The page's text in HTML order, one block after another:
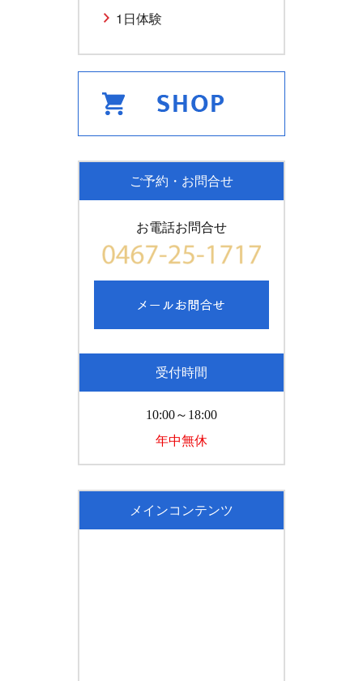
1日体験
ご予約・お問合せ
お電話お問合せ
受付時間
10:00～18:00
年中無休
メインコンテンツ